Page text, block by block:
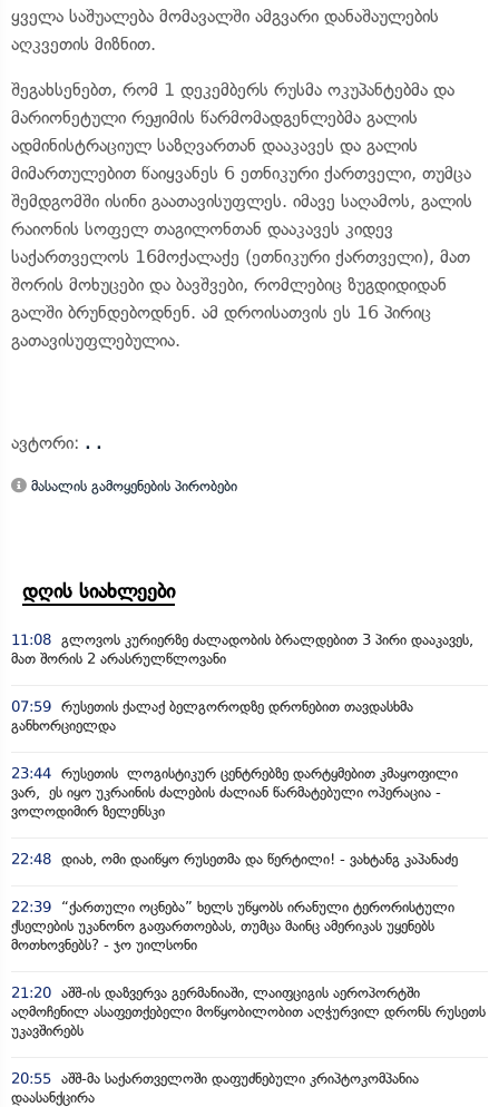
ყველა საშუალება მომავალში ამგვარი დანაშაულების
აღკვეთის მიზნით.
შეგახსენებთ, რომ 1 დეკემბერს რუსმა ოკუპანტებმა და
მარიონეტული რეჟიმის წარმომადგენლებმა გალის
ადმინისტრაციულ საზღვართან დააკავეს და გალის
მიმართულებით წაიყვანეს 6 ეთნიკური ქართველი, თუმცა
შემდგომში ისინი გაათავისუფლეს. იმავე საღამოს, გალის
რაიონის სოფელ თაგილონთან დააკავეს კიდევ
საქართველოს 16მოქალაქე (ეთნიკური ქართველი), მათ
შორის მოხუცები და ბავშვები, რომლებიც ზუგდიდიდან
გალში ბრუნდებოდნენ. ამ დროისათვის ეს 16 პირიც
გათავისუფლებულია.
ავტორი: . .
მასალის გამოყენების პირობები
დღის სიახლეები
11:08 გლოვოს კურიერზე ძალადობის ბრალდებით 3 პირი დააკავეს,
მათ შორის 2 არასრულწლოვანი
07:59 რუსეთის ქალაქ ბელგოროდზე დრონებით თავდასხმა
განხორციელდა
23:44 რუსეთის ლოგისტიკურ ცენტრებზე დარტყმებით კმაყოფილი
ვარ, ეს იყო უკრაინის ძალების ძალიან წარმატებული ოპერაცია -
ვოლოდიმირ ზელენსკი
22:48 დიახ, ომი დაიწყო რუსეთმა და წერტილი! - ვახტანგ კაპანაძე
22:39
“ქართული ოცნება” ხელს უწყობს ირანული ტერორისტული
ქსელების უკანონო გაფართოებას, თუმცა მაინც ამერიკას უყენებს
მოთხოვნებს? - ჯო უილსონი
21:20 აშშ-ის დაზვერვა გერმანიაში, ლაიფციგის აეროპორტში
აღმოჩენილ ასაფეთქებელი მოწყობილობით აღჭურვილ დრონს რუსეთს
უკავშირებს
20:55 აშშ-მა საქართველოში დაფუძნებული კრიპტოკომპანია
დაასანქცირა